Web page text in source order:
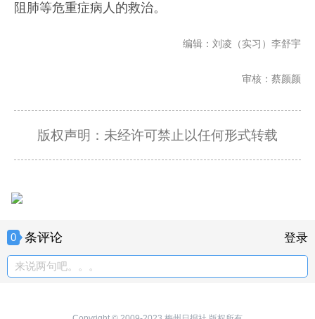
阻肺等危重症病人的救治。
编辑：刘凌（实习）李舒宇
审核：蔡颜颜
版权声明：未经许可禁止以任何形式转载
0 条评论 登录
来说两句吧。。。